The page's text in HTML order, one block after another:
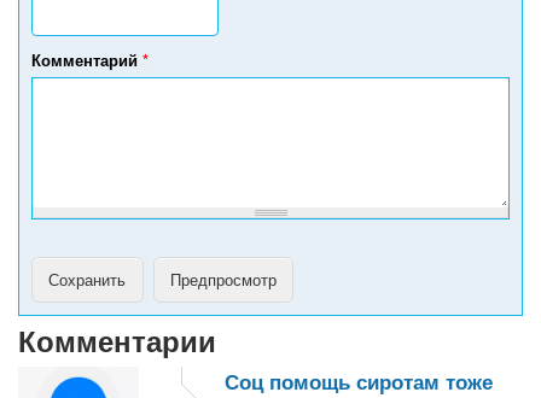
л
е
ф
Комментарий *
Комментарии
Соц помощь сиротам тоже